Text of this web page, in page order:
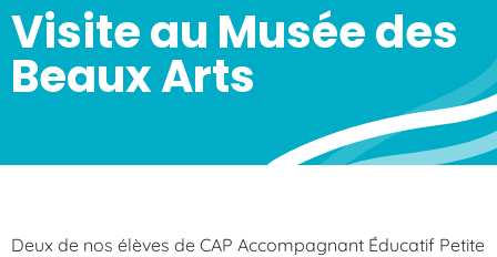
Visite au Musée des
Beaux Arts
Deux de nos élèves de CAP Accompagnant Éducatif Petite